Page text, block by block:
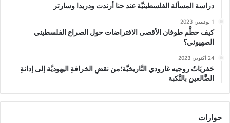
دراسة المسألة الفلسطينيَّة عند حنا أرندت ودريدا وسارتر
1 نوفمبر، 2023
كيف حطَّم طوفان الأقصى الافتراضات حول الصراع الفلسطيني
الصهيوني؟
24 أكتوبر، 2023
حَفريَاتُ روجيه غارودي التَّاريخيَّة؛من نقضِ الخرافةِ اليهوديَّة إلى إدانةِ
الضَّالعين بالنَّكبة
حوارات